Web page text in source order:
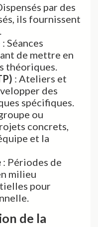
par des
ils fournissent
: Séances
de mettre en
théoriques.
: Ateliers et
des
spécifiques.
ou
concrets,
et la
: Périodes de
milieu
pour
de la